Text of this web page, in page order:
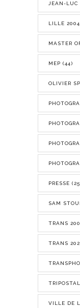
JEAN-LUC
LILLE 2004
MASTER
MEP (44)
OLIVIER
PRESSE
SAM
TRANS
TRANS
TRIPOSTAL
VILLE DE